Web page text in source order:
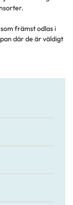
främst odlas i
där de är väldigt